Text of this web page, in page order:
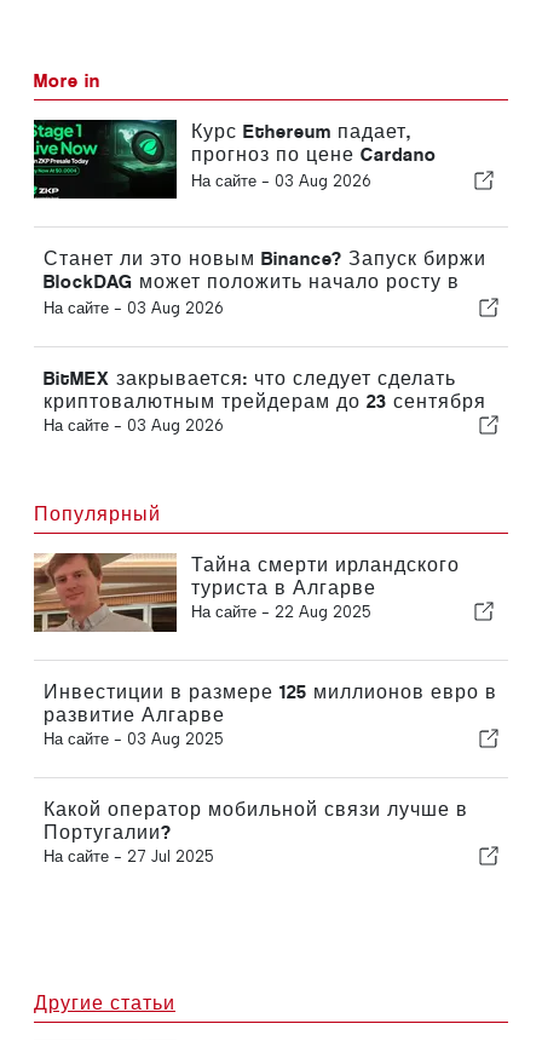
More in
Курс Ethereum падает,
прогноз по цене Cardano
становится медвежьим, но
2,23 млн долларов, поскольку
трейдеры гонятся за 100-
кратным потенциалом!
На сайте - 03 Aug 2026
Станет ли это новым Binance? Запуск биржи
BlockDAG может положить начало росту в
6000 раз — подробнее о ценах на Chainlink и
На сайте - 03 Aug 2026
BitMEX закрывается: что следует сделать
криптовалютным трейдерам до 23 сентября
На сайте - 03 Aug 2026
Популярный
Тайна смерти ирландского
туриста в Алгарве
На сайте - 22 Aug 2025
Инвестиции в размере 125 миллионов евро в
развитие Алгарве
На сайте - 03 Aug 2025
Какой оператор мобильной связи лучше в
Португалии?
На сайте - 27 Jul 2025
Другие статьи